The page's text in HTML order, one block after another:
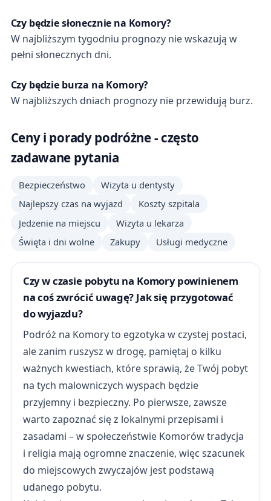
Czy będzie słonecznie na Komory?
W najbliższym tygodniu prognozy nie wskazują w
pełni słonecznych dni.
Czy będzie burza na Komory?
W najbliższych dniach prognozy nie przewidują burz.
Ceny i porady podróżne - często
zadawane pytania
Bezpieczeństwo
Wizyta u dentysty
Najlepszy czas na wyjazd
Koszty szpitala
Jedzenie na miejscu
Wizyta u lekarza
Święta i dni wolne
Zakupy Usługi medyczne
Czy w czasie pobytu na Komory powinienem
na coś zwrócić uwagę? Jak się przygotować
do wyjazdu?
Podróż na Komory to egzotyka w czystej postaci,
ale zanim ruszysz w drogę, pamiętaj o kilku
ważnych kwestiach, które sprawią, że Twój pobyt
na tych malowniczych wyspach będzie
przyjemny i bezpieczny. Po pierwsze, zawsze
warto zapoznać się z lokalnymi przepisami i
zasadami – w społeczeństwie Komorów tradycja
i religia mają ogromne znaczenie, więc szacunek
do miejscowych zwyczajów jest podstawą
udanego pobytu.